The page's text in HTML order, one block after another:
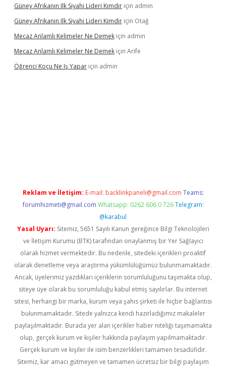
Güney Afrikanın Ilk Siyahi Lideri Kimdir için admin
Güney Afrikanın Ilk Siyahi Lideri Kimdir için Otağ
Mecaz Anlamlı Kelimeler Ne Demek için admin
Mecaz Anlamlı Kelimeler Ne Demek için Arife
Öğrenci Koçu Ne Iş Yapar için admin
Reklam ve İletişim: E-mail: backlinkpaneli@gmail.com Teams:
forumhizmeti@gmail.com Whatsapp: 0262 606 0 726 Telegram:
@karabul
Yasal Uyarı: Sitemiz, 5651 Sayılı Kanun gereğince Bilgi Teknolojileri
ve İletişim Kurumu (BTK) tarafından onaylanmış bir Yer Sağlayıcı
olarak hizmet vermektedir. Bu nedenle, sitedeki içerikleri proaktif
olarak denetleme veya araştırma yükümlülüğümüz bulunmamaktadır.
Ancak, üyelerimiz yazdıkları içeriklerin sorumluluğunu taşımakta olup,
siteye üye olarak bu sorumluluğu kabul etmiş sayılırlar. Bu internet
sitesi, herhangi bir marka, kurum veya şahıs şirketi ile hiçbir bağlantısı
bulunmamaktadır. Sitede yalnızca kendi hazırladığımız makaleler
paylaşılmaktadır. Burada yer alan içerikler haber niteliği taşımamakta
olup, gerçek kurum ve kişiler hakkında paylaşım yapılmamaktadır.
Gerçek kurum ve kişiler ile isim benzerlikleri tamamen tesadüfidir.
Sitemiz, kar amacı gütmeyen ve tamamen ücretsiz bir bilgi paylaşım